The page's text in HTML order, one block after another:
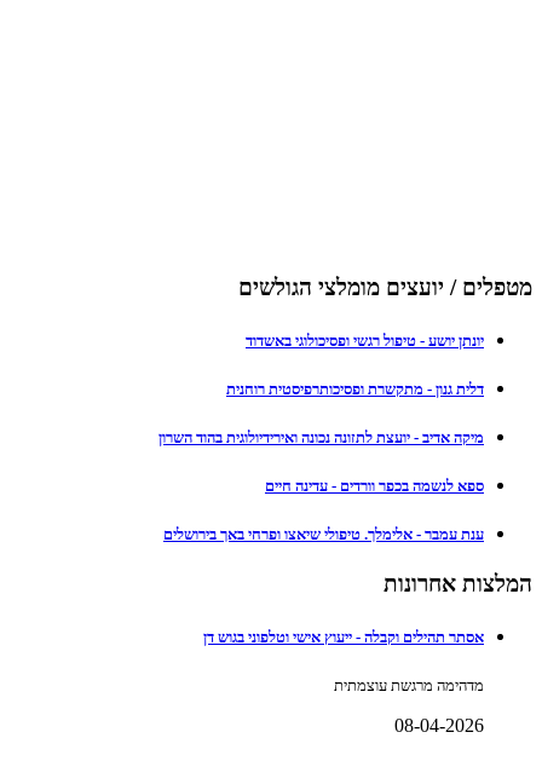
מטפלים / יועצים מומלצי הגולשים
יונתן יושע - טיפול רגשי ופסיכולוגי באשדוד
דלית גנון - מתקשרת ופסיכותרפיסטית רוחנית
מיקה אדיב - יועצת לתזונה נכונה ואירידיולוגית בהוד השרון
ספא לנשמה בכפר וורדים - עדינה חיים
ענת עמבר - אלימלך. טיפולי שיאצו ופרחי באך בירושלים
המלצות אחרונות
אסתר תהילים וקבלה - ייעוץ אישי וטלפוני בגוש דן
מדהימה מרגשת עוצמתית
08-04-2026